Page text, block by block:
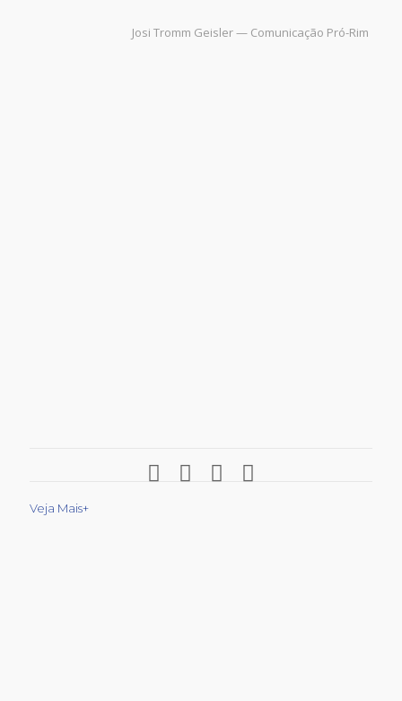
Josi Tromm Geisler — Comunicação Pró-Rim
Veja Mais+